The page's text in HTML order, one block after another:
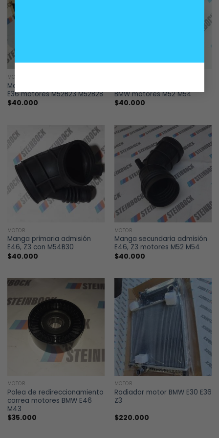
MOTOR
Manga admisión aire BMW
E36 motores M52B23 M52B28
$40.000
BMW motores M52 M54
$40.000
MOTOR
Manga primaria admisión
E46, Z3 con M54B30
$40.000
MOTOR
Manga secundaria admisión
E46, Z3 motores M52 M54
$40.000
MOTOR
Polea de redireccionamiento
correa motores BMW E46
M43
$35.000
MOTOR
Radiador motor BMW E30 E36
Z3
$220.000